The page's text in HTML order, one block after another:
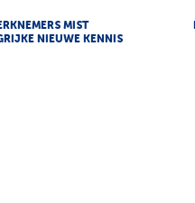
MIST
NIEUWE KENNIS